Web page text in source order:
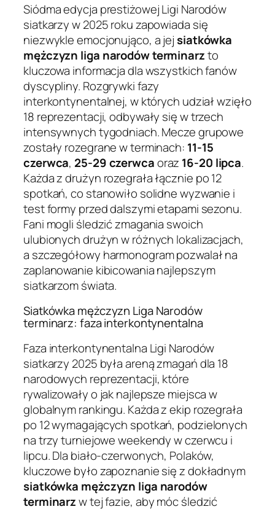
Siódma edycja prestiżowej Ligi Narodów
siatkarzy w 2025 roku zapowiada się
niezwykle emocjonująco, a jejsiatkówka
mężczyzn liga narodów terminarzto
kluczowa informacja dla wszystkich fanów
dyscypliny. Rozgrywki fazy
interkontynentalnej, w których udział wzięło
18 reprezentacji, odbywały się w trzech
intensywnych tygodniach. Mecze grupowe
zostały rozegrane w terminach: 11-15
czerwca, 25-29 czerwcaoraz 16-20 lipca.
Każda z drużyn rozegrała łącznie po 12
spotkań, co stanowiło solidne wyzwanie i
test formy przed dalszymi etapami sezonu.
Fani mogli śledzić zmagania swoich
ulubionych drużyn w różnych lokalizacjach,
a szczegółowy harmonogram pozwalał na
zaplanowanie kibicowania najlepszym
siatkarzom świata.
Siatkówka mężczyzn Liga Narodów
terminarz: faza interkontynentalna
Faza interkontynentalna Ligi Narodów
siatkarzy 2025 była areną zmagań dla 18
narodowych reprezentacji, które
rywalizowały o jak najlepsze miejsca w
globalnym rankingu. Każda z ekip rozegrała
po 12 wymagających spotkań, podzielonych
na trzy turniejowe weekendy w czerwcu i
lipcu. Dla biało-czerwonych, Polaków,
kluczowe było zapoznanie się z dokładnym
siatkówka mężczyzn liga narodów
terminarzw tej fazie, aby móc śledzić